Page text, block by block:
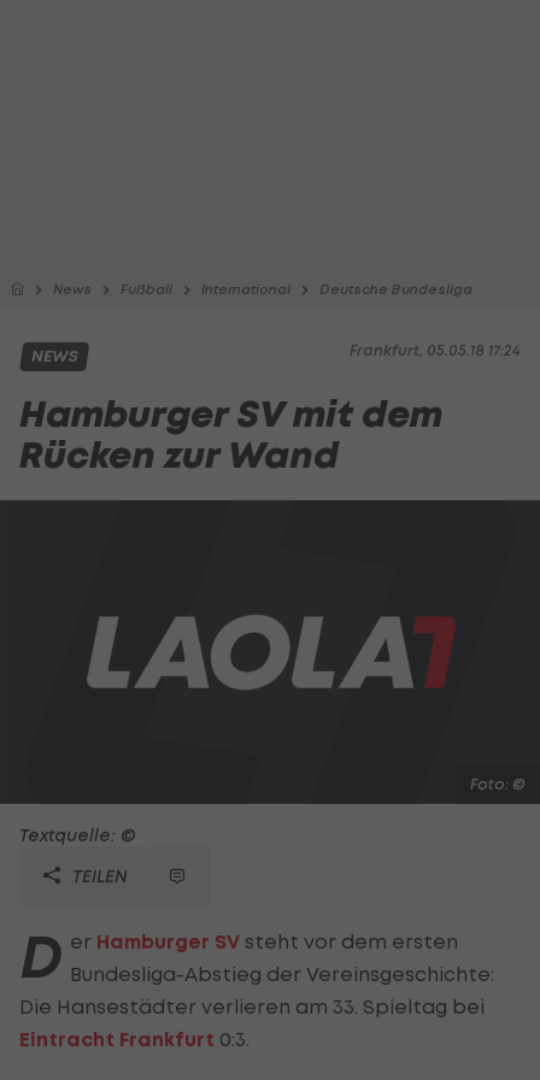
News Fußball International Deutsche Bundesliga
Frankfurt, 05.05.18 17:24
NEWS
Hamburger SV mit dem
Rücken zur Wand
Foto: ©
Textquelle: ©
TEILEN
D er Hamburger SV steht vor dem ersten
Bundesliga-Abstieg der Vereinsgeschichte:
Die Hansestädter verlieren am 33. Spieltag bei
Eintracht Frankfurt 0:3.